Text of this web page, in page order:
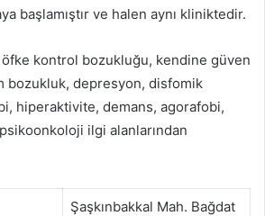
başlamıştır ve halen aynı kliniktedir.
öfke kontrol bozukluğu, kendine güven
bozukluk, depresyon, disfomik
hiperaktivite, demans, agorafobi,
ilgi alanlarından
Şaşkınbakkal Mah. Bağdat